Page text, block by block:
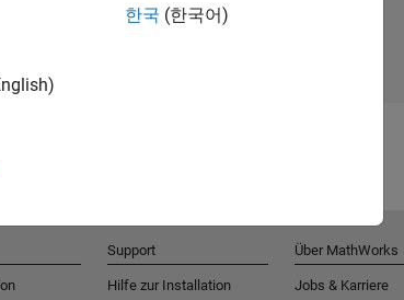
한국 (한국어)
Support
Hilfe zur Installation
Über MathWorks
Jobs & Karriere